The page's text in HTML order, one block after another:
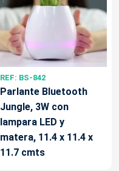
REF: BS-842
Parlante Bluetooth
Jungle, 3W con
lampara LED y
matera, 11.4 x 11.4 x
11.7 cmts